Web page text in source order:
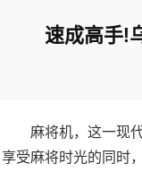
速成高手!
麻将机，这一现
享受麻将时光的同时